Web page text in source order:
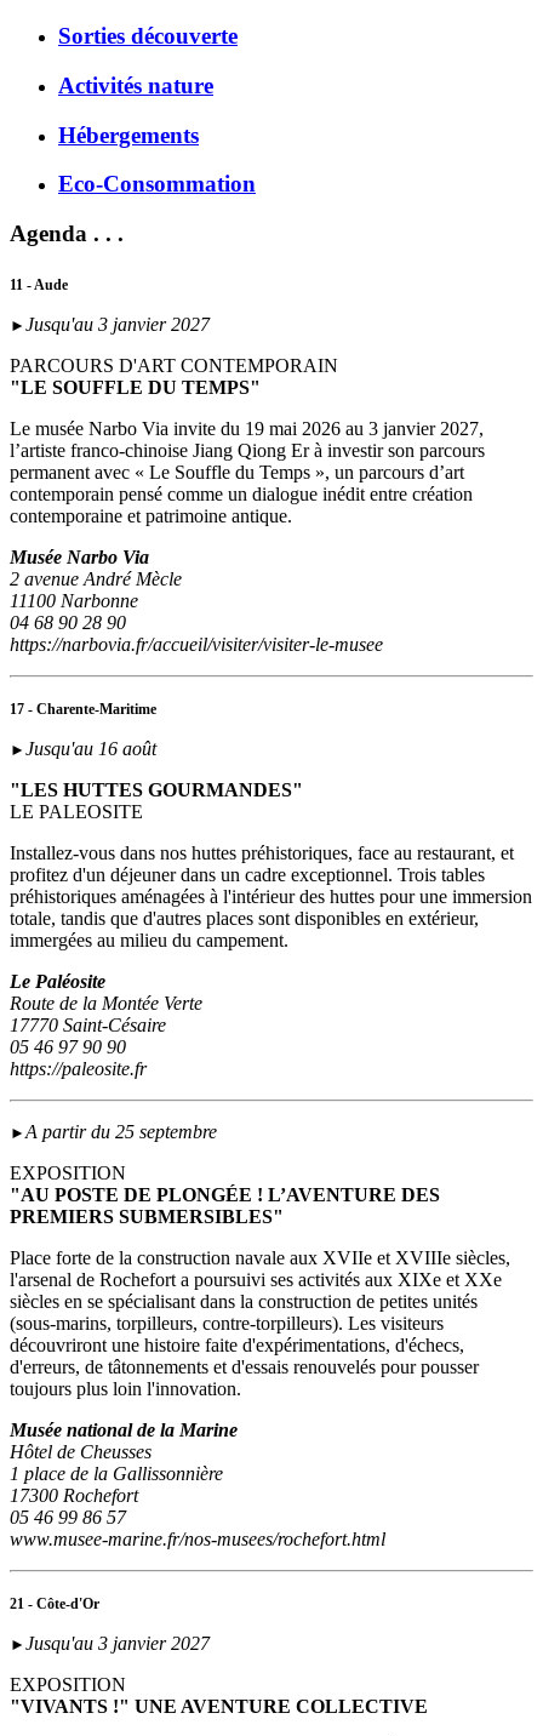
Sorties découverte
Activités nature
Hébergements
Eco-Consommation
Agenda . . .
11 - Aude
► Jusqu'au 3 janvier 2027
PARCOURS D'ART CONTEMPORAIN
"LE SOUFFLE DU TEMPS"
Le musée Narbo Via invite du 19 mai 2026 au 3 janvier 2027,
l’artiste franco-chinoise Jiang Qiong Er à investir son parcours
permanent avec « Le Souffle du Temps », un parcours d’art
contemporain pensé comme un dialogue inédit entre création
contemporaine et patrimoine antique.
Musée Narbo Via
2 avenue André Mècle
11100 Narbonne
04 68 90 28 90
https://narbovia.fr/accueil/visiter/visiter-le-musee
17 - Charente-Maritime
► Jusqu'au 16 août
"LES HUTTES GOURMANDES"
LE PALEOSITE
Installez-vous dans nos huttes préhistoriques, face au restaurant, et
profitez d'un déjeuner dans un cadre exceptionnel. Trois tables
préhistoriques aménagées à l'intérieur des huttes pour une immersion
totale, tandis que d'autres places sont disponibles en extérieur,
immergées au milieu du campement.
Le Paléosite
Route de la Montée Verte
17770 Saint-Césaire
05 46 97 90 90
https://paleosite.fr
►A partir du 25 septembre
EXPOSITION
"AU POSTE DE PLONGÉE ! L’AVENTURE DES
PREMIERS SUBMERSIBLES"
Place forte de la construction navale aux XVIIe et XVIIIe siècles,
l'arsenal de Rochefort a poursuivi ses activités aux XIXe et XXe
siècles en se spécialisant dans la construction de petites unités
(sous‑marins, torpilleurs, contre-torpilleurs). Les visiteurs
découvriront une histoire faite d'expérimentations, d'échecs,
d'erreurs, de tâtonnements et d'essais renouvelés pour pousser
toujours plus loin l'innovation.
Musée national de la Marine
Hôtel de Cheusses
1 place de la Gallissonnière
17300 Rochefort
05 46 99 86 57
www.musee-marine.fr/nos-musees/rochefort.html
21 - Côte-d'Or
► Jusqu'au 3 janvier 2027
EXPOSITION
"VIVANTS !" UNE AVENTURE COLLECTIVE